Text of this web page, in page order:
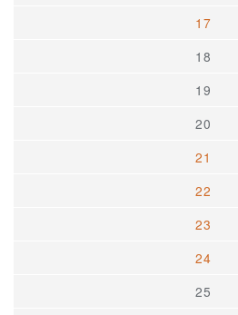
17
18
19
20
21
22
23
24
25